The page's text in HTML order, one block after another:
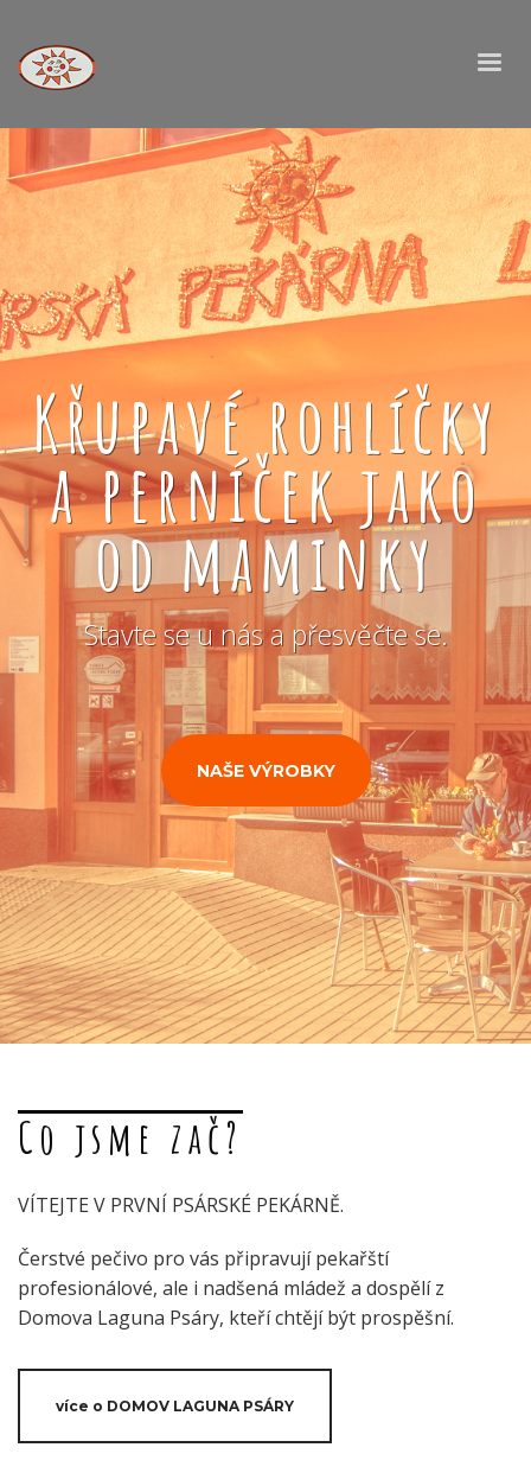
Křupavé rohlíčky
a perníček jako
od maminky
Stavte se u nás a přesvěčte se.
NAŠE VÝROBKY
Co jsme zač?
VÍTEJTE V PRVNÍ PSÁRSKÉ PEKÁRNĚ.
Čerstvé pečivo pro vás připravují pekařští
profesionálové, ale i nadšená mládež a dospělí z
Domova Laguna Psáry, kteří chtějí být prospěšní.
více o DOMOV LAGUNA PSÁRY